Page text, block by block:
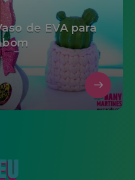
de EVA para